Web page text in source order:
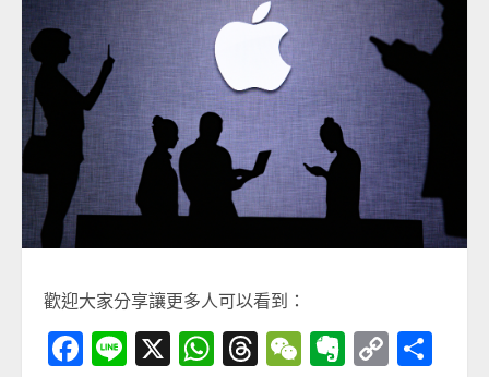
歡迎大家分享讓更多人可以看到：
Facebook
Line
X WhatsApp
Threads
WeChat
Evernote
Copy